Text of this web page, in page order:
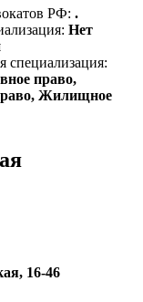
РФ: .
Нет
специализация:
право,
Жилищное
16-46